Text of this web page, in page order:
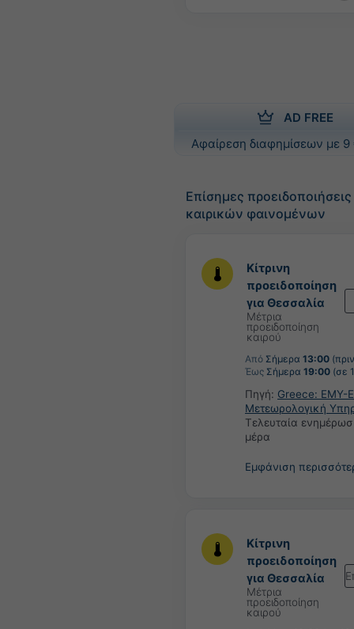
AD FREE
Αφαίρεση διαφημίσεων με 9
Επίσημες
καιρικών φαινομένων
Κίτρινη
προειδοποίηση
για Θεσσαλία
Μέτρια
προειδοποίηση
καιρού
Από Σήμερα 13:00
Έως Σήμερα 19:00 (σε
Πηγή: Greece: ΕΜΥ-
Μετεωρολογική
Τελευταία
μέρα
Εμφάνιση
Κίτρινη
προειδοποίηση
για Θεσσαλία
Μέτρια
προειδοποίηση
καιρού